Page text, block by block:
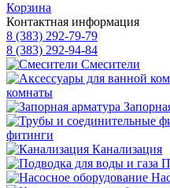
Корзина
Контактная информация
8 (383) 292-79-79
8 (383) 292-94-84
Смесители
комнаты
фитинги
Канализация